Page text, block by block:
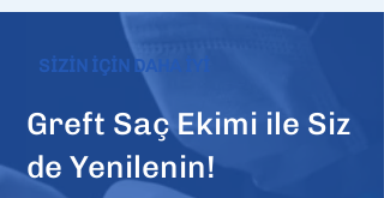
SİZİN İÇİN DAHA İYİ
Greft Saç Ekimi ile Siz
de Yenilenin!